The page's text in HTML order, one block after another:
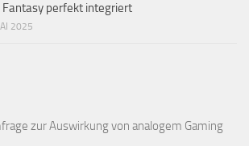
Fantasy perfekt integriert
2025
zur Auswirkung von analogem Gaming